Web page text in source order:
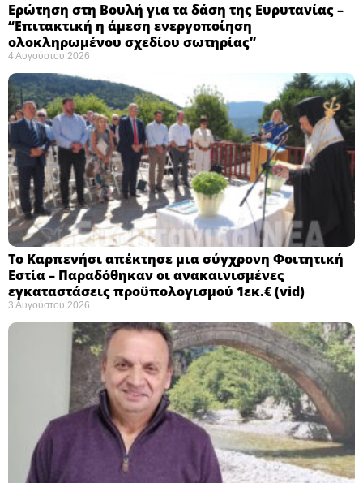
Ερώτηση στη Βουλή για τα δάση της Ευρυτανίας –
“Eπιτακτική η άμεση ενεργοποίηση
ολοκληρωμένου σχεδίου σωτηρίας”
4 Αυγούστου 2026
Το Καρπενήσι απέκτησε μια σύγχρονη Φοιτητική
Εστία – Παραδόθηκαν οι ανακαινισμένες
εγκαταστάσεις προϋπολογισμού 1εκ.€ (vid)
3 Αυγούστου 2026